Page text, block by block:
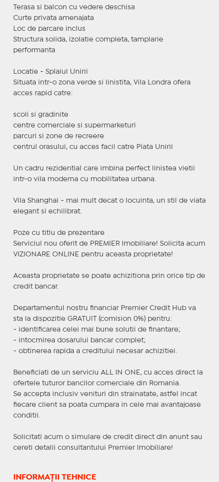
Terasa si balcon cu vedere deschisa
Curte privata amenajata
Loc de parcare inclus
Structura solida, izolatie completa, tamplarie
performanta
Locatie - Splaiul Unirii
Situata intr-o zona verde si linistita, Vila Londra ofera
acces rapid catre:
scoli si gradinite
centre comerciale si supermarketuri
parcuri si zone de recreere
centrul orasului, cu acces facil catre Piata Unirii
Un cadru rezidential care imbina perfect linistea vietii
intr-o vila moderna cu mobilitatea urbana.
Vila Shanghai - mai mult decat o locuinta, un stil de viata
elegant si echilibrat.
Poze cu titlu de prezentare
Serviciul nou oferit de PREMIER Imobiliare! Solicita acum
VIZIONARE ONLINE pentru aceasta proprietate!
Aceasta proprietate se poate achizitiona prin orice tip de
credit bancar.
Departamentul nostru financiar Premier Credit Hub va
sta la dispozitie GRATUIT (comision 0%) pentru:
- identificarea celei mai bune solutii de finantare;
- intocmirea dosarului bancar complet;
- obtinerea rapida a creditului necesar achizitiei.
Beneficiati de un serviciu ALL IN ONE, cu acces direct la
ofertele tuturor bancilor comerciale din Romania.
Se accepta inclusiv venituri din strainatate, astfel incat
fiecare client sa poata cumpara in cele mai avantajoase
conditii.
Solicitati acum o simulare de credit direct din anunt sau
cereti detalii consultantului Premier Imobiliare!
INFORMAȚII TEHNICE